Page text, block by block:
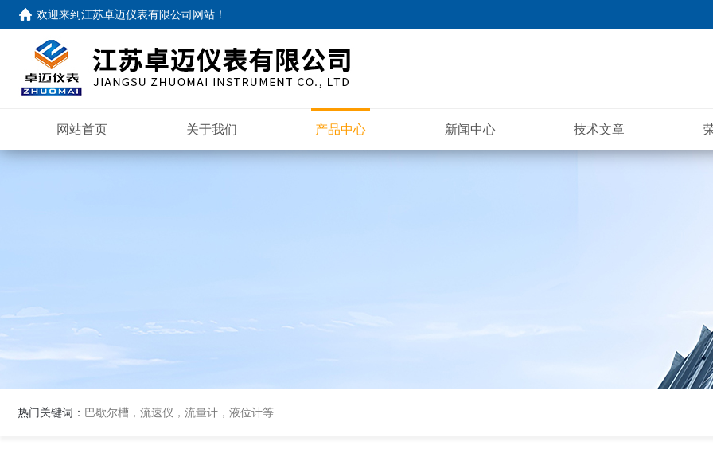
欢迎来到江苏卓迈仪表有限公司网站 ！
网站首页 关于我们 产品中心 新闻中心 技术文章
热门关键词： 巴歇尔槽，流速仪，流量计，液位计等